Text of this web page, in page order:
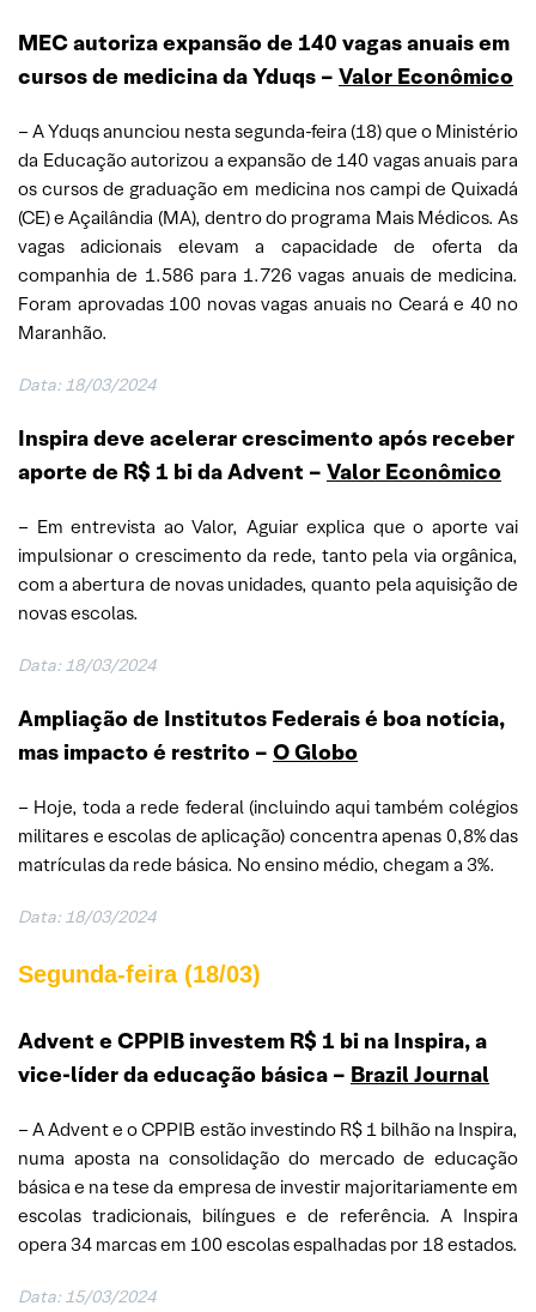
MEC autoriza expansão de 140 vagas anuais em
cursos de medicina da Yduqs – Valor Econômico
– A Yduqs anunciou nesta segunda-feira (18) que o Ministério
da Educação autorizou a expansão de 140 vagas anuais para
os cursos de graduação em medicina nos campi de Quixadá
(CE) e Açailândia (MA), dentro do programa Mais Médicos. As
vagas adicionais elevam a capacidade de oferta da
companhia de 1.586 para 1.726 vagas anuais de medicina.
Foram aprovadas 100 novas vagas anuais no Ceará e 40 no
Maranhão.
Data: 18/03/2024
Inspira deve acelerar crescimento após receber
aporte de R$ 1 bi da Advent – Valor Econômico
– Em entrevista ao Valor, Aguiar explica que o aporte vai
impulsionar o crescimento da rede, tanto pela via orgânica,
com a abertura de novas unidades, quanto pela aquisição de
novas escolas.
Data: 18/03/2024
Ampliação de Institutos Federais é boa notícia,
mas impacto é restrito – O Globo
– Hoje, toda a rede federal (incluindo aqui também colégios
militares e escolas de aplicação) concentra apenas 0,8% das
matrículas da rede básica. No ensino médio, chegam a 3%.
Data: 18/03/2024
Segunda-feira (18/03)
Advent e CPPIB investem R$ 1 bi na Inspira, a
vice-líder da educação básica – Brazil Journal
– A Advent e o CPPIB estão investindo R$ 1 bilhão na Inspira,
numa aposta na consolidação do mercado de educação
básica e na tese da empresa de investir majoritariamente em
escolas tradicionais, bilíngues e de referência. A Inspira
opera 34 marcas em 100 escolas espalhadas por 18 estados.
Data: 15/03/2024